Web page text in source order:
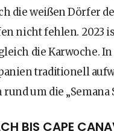
die weißen Dörfer
nicht fehlen. 2023
die Karwoche. In
traditionell
um die „Semana
BIS CAPE